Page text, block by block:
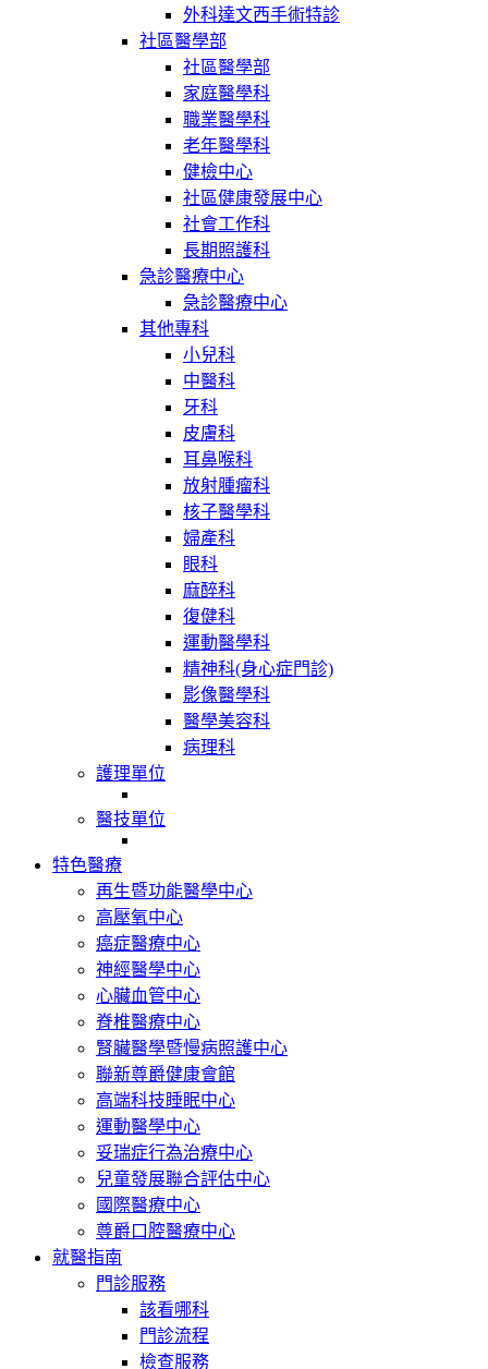
外科達文西手術特診
社區醫學部
社區醫學部
家庭醫學科
職業醫學科
老年醫學科
健檢中心
社區健康發展中心
社會工作科
長期照護科
急診醫療中心
急診醫療中心
其他專科
小兒科
中醫科
牙科
皮膚科
耳鼻喉科
放射腫瘤科
核子醫學科
婦產科
眼科
麻醉科
復健科
運動醫學科
精神科(身心症門診)
影像醫學科
醫學美容科
病理科
護理單位
醫技單位
特色醫療
再生暨功能醫學中心
高壓氧中心
癌症醫療中心
神經醫學中心
心臟血管中心
脊椎醫療中心
腎臟醫學暨慢病照護中心
聯新尊爵健康會館
高端科技睡眠中心
運動醫學中心
妥瑞症行為治療中心
兒童發展聯合評估中心
國際醫療中心
尊爵口腔醫療中心
就醫指南
門診服務
該看哪科
門診流程
檢查服務